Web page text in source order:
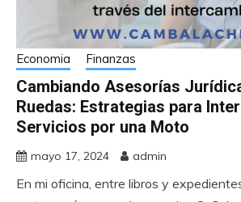
Economia Finanzas
Cambiando Asesorías
Ruedas: Estrategias para
Servicios por una Moto
mayo 17, 2024 admin
En mi oficina, entre libros y